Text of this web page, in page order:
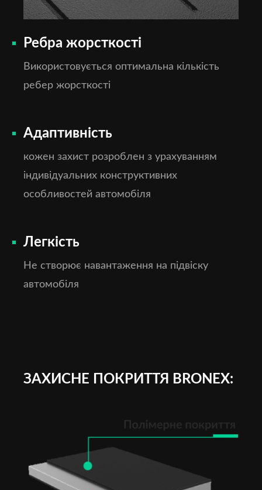
Ребра жорсткості
Використовується оптимальна кількість
ребер жорсткості
Адаптивність
кожен захист розроблен з урахуванням
індивідуальних конструктивних
особливостей автомобіля
Легкість
Не створює навантаження на підвіску
автомобіля
ЗАХИСНЕ ПОКРИТТЯ BRONEX: